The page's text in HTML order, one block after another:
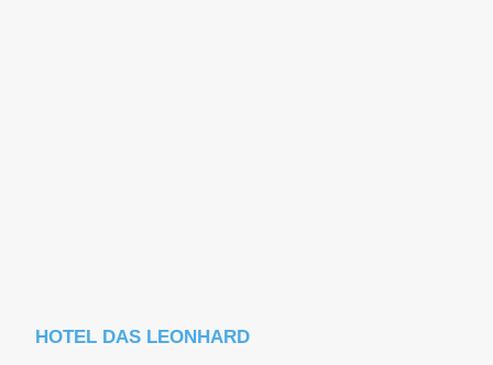
HOTEL DAS LEONHARD